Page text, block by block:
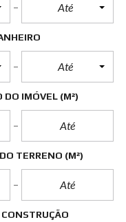
Até
Até
DO IMÓVEL (M²)
TERRENO (M²)